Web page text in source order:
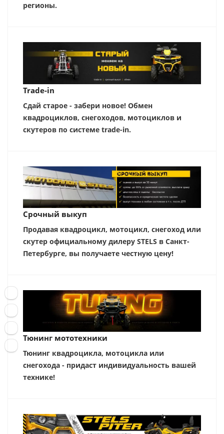
регионы.
Trade-in
Сдай старое - забери новое! Обмен
квадроциклов, снегоходов, мотоциклов и
скутеров по системе trade-in.
Срочный выкуп
Продавая квадроцикл, мотоцикл, снегоход или
скутер официальному дилеру STELS в Санкт-
Петербурге, вы получаете честную цену!
Тюнинг мототехники
Тюнинг квадроцикла, мотоцикла или
снегохода - придаст индивидуальность вашей
технике!